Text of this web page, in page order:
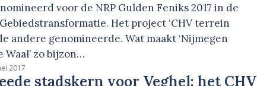
voor de NRP Gulden Feniks 2017 in de
Het project ‘CHV terrein
andere genomineerde. Wat maakt ‘Nijmegen
Waal’ zo bijzon…
2017
stadskern voor Veghel: het CHV